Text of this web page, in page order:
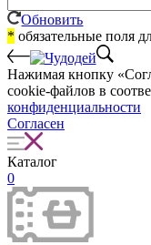
Обновить
* обязательные поля
Нажимая кнопку
cookie-файлов в
конфиденциальности
Согласен
Каталог
0